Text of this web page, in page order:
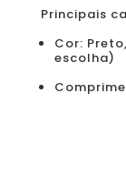
Principais
Cor:
escolha)